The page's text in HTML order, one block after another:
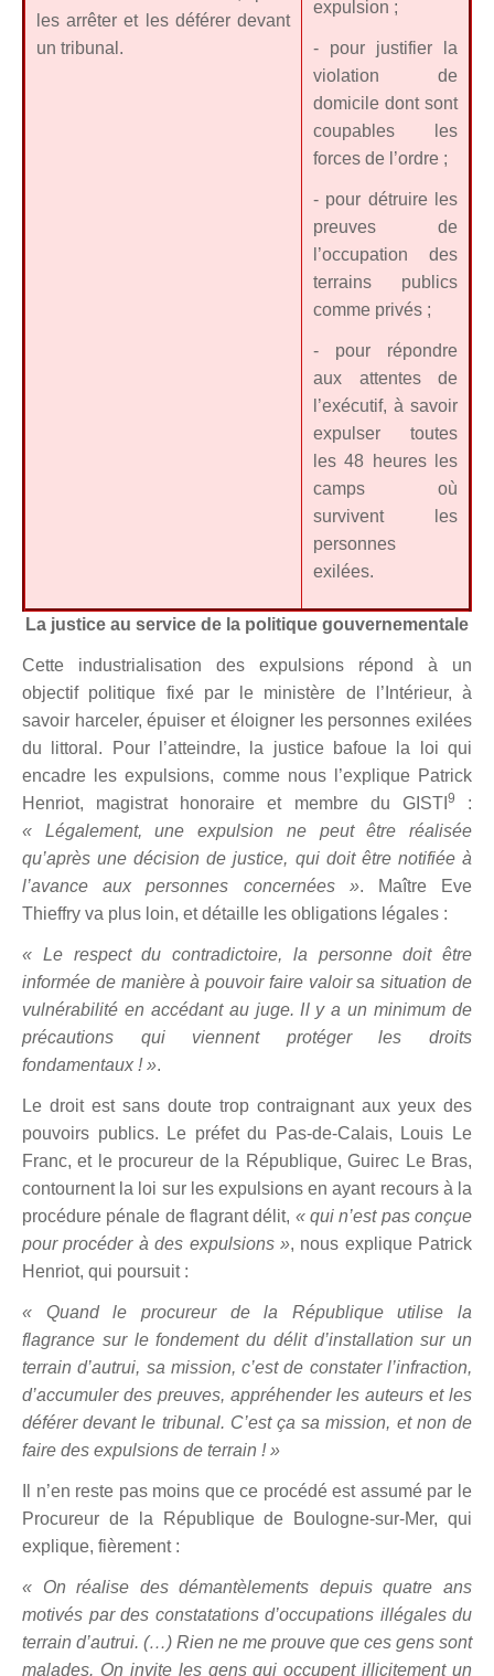
les arrêter et les déférer devant
un tribunal.
expulsion ;
- pour justifier la
violation de
domicile dont sont
coupables les
forces de l’ordre ;
- pour détruire les
preuves de
l’occupation des
terrains publics
comme privés ;
- pour répondre
aux attentes de
l’exécutif, à savoir
expulser toutes
les 48 heures les
camps où
survivent les
personnes
exilées.
La justice au service de la politique gouvernementale
Cette industrialisation des expulsions répond à un
objectif politique fixé par le ministère de l’Intérieur, à
savoir harceler, épuiser et éloigner les personnes exilées
du littoral. Pour l’atteindre, la justice bafoue la loi qui
encadre les expulsions, comme nous l’explique Patrick
Henriot, magistrat honoraire et membre du GISTI 9
:
« Légalement, une expulsion ne peut être réalisée
qu’après une décision de justice, qui doit être notifiée à
l’avance aux personnes concernées ». Maître Eve
Thieffry va plus loin, et détaille les obligations légales :
« Le respect du contradictoire, la personne doit être
informée de manière à pouvoir faire valoir sa situation de
vulnérabilité en accédant au juge. Il y a un minimum de
précautions qui viennent protéger les droits
fondamentaux ! ».
Le droit est sans doute trop contraignant aux yeux des
pouvoirs publics. Le préfet du Pas-de-Calais, Louis Le
Franc, et le procureur de la République, Guirec Le Bras,
contournent la loi sur les expulsions en ayant recours à la
procédure pénale de flagrant délit, « qui n’est pas conçue
pour procéder à des expulsions », nous explique Patrick
Henriot, qui poursuit :
« Quand le procureur de la République utilise la
flagrance sur le fondement du délit d’installation sur un
terrain d’autrui, sa mission, c’est de constater l’infraction,
d’accumuler des preuves, appréhender les auteurs et les
déférer devant le tribunal. C’est ça sa mission, et non de
faire des expulsions de terrain ! »
Il n’en reste pas moins que ce procédé est assumé par le
Procureur de la République de Boulogne-sur-Mer, qui
explique, fièrement :
« On réalise des démantèlements depuis quatre ans
motivés par des constatations d’occupations illégales du
terrain d’autrui. (…) Rien ne me prouve que ces gens sont
malades. On invite les gens qui occupent illicitement un